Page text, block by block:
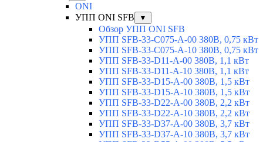
ONI
УПП ONI SFB
▼
Обзор УПП ONI SFB
УПП SFB-33-C075-A-00 380В, 0,75 кВт
УПП SFB-33-C075-A-10 380В, 0,75 кВт
УПП SFB-33-D11-A-00 380В, 1,1 кВт
УПП SFB-33-D11-A-10 380В, 1,1 кВт
УПП SFB-33-D15-A-00 380В, 1,5 кВт
УПП SFB-33-D15-A-10 380В, 1,5 кВт
УПП SFB-33-D22-A-00 380В, 2,2 кВт
УПП SFB-33-D22-A-10 380В, 2,2 кВт
УПП SFB-33-D37-A-00 380В, 3,7 кВт
УПП SFB-33-D37-A-10 380В, 3,7 кВт